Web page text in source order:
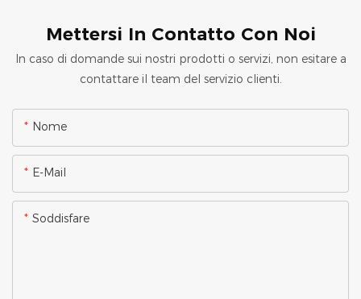
Mettersi In Contatto Con Noi
In caso di domande sui nostri prodotti o servizi, non esitare a
contattare il team del servizio clienti.
Nome
E-Mail
Soddisfare